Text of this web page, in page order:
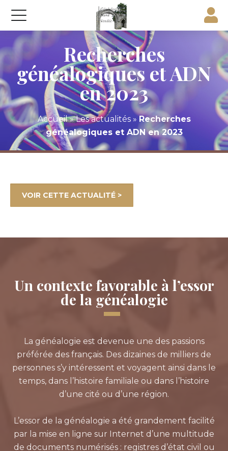
Recherches
généalogiques et ADN
en 2023
Accueil»Les actualités»Recherches
généalogiques et ADN en 2023
VOIR CETTE ACTUALITÉ >
Un contexte favorable à l’essor
de la généalogie
La généalogie est devenue une des passions
préférée des français. Des dizaines de milliers de
personnes s’y intéressent et voyagent ainsi dans le
temps, dans l’histoire familiale ou dans l’histoire
d’une cité ou d’une région.
L’essor de la généalogie a été grandement facilité
par la mise en ligne sur Internet d’une multitude
de documents numérisés : registres d’état civil ou